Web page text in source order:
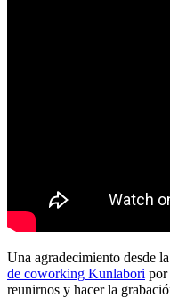
Una agradecimiento desde
de coworking Kunlabori por
reunirnos y hacer la